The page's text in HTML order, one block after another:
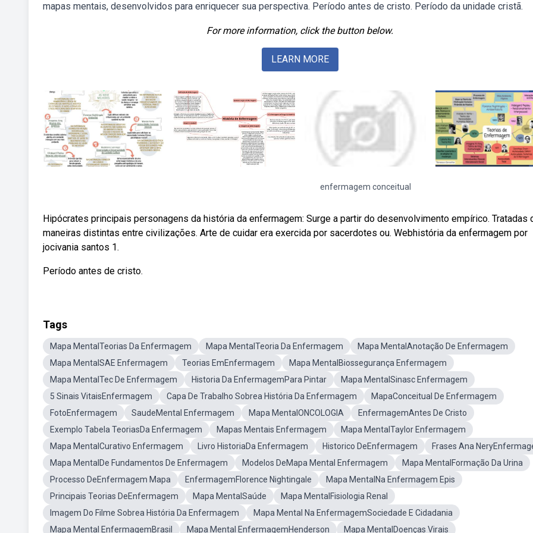
mapas mentais, desenvolvidos para enriquecer sua perspectiva. Período antes de cristo. Período da unidade cristã.
For more information, click the button below.
LEARN MORE
enfermagem conceitual
Hipócrates principais personagens da história da enfermagem: Surge a partir do desenvolvimento empírico. Tratadas
maneiras distintas entre civilizações. Arte de cuidar era exercida por sacerdotes ou. Webhistória da enfermagem por
jocivania santos 1.
Período antes de cristo.
Tags
Mapa MentalTeorias Da Enfermagem Mapa MentalTeoria Da Enfermagem
Mapa MentalAnotação De Enfermagem
Mapa MentalSAE Enfermagem
Teorias EmEnfermagem
Mapa MentalBiossegurança Enfermagem
Mapa MentalTec De Enfermagem
Historia Da EnfermagemPara Pintar
Mapa MentalSinasc Enfermagem
5 Sinais VitaisEnfermagem
Capa De Trabalho Sobrea História Da Enfermagem
MapaConceitual De Enfermagem
FotoEnfermagem
SaudeMental Enfermagem Mapa MentalONCOLOGIA
EnfermagemAntes De Cristo
Exemplo Tabela TeoriasDa Enfermagem
Mapas Mentais Enfermagem
Mapa MentalTaylor Enfermagem
Mapa MentalCurativo Enfermagem
Livro HistoriaDa Enfermagem Historico DeEnfermagem
Frases Ana
Mapa MentalDe Fundamentos De Enfermagem
Modelos DeMapa Mental Enfermagem
Mapa MentalFormação Da Urina
Processo DeEnfermagem Mapa
EnfermagemFlorence Nightingale
Mapa MentalNa Enfermagem Epis
Principais Teorias DeEnfermagem
Mapa MentalSaúde
Mapa MentalFisiologia Renal
Imagem Do Filme Sobrea História Da Enfermagem
Mapa Mental Na EnfermagemSociedade E Cidadania
Mapa Mental EnfermagemBrasil
Mapa Mental EnfermagemHenderson Mapa MentalDoenças Virais